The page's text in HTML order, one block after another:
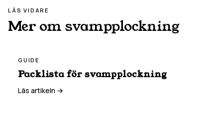
LÄS VIDARE
Mer om svampplockning
GUIDE
Packlista för svampplockning
Läs artikeln →